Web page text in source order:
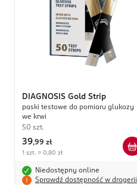
DIAGNOSIS Gold Strip
paski testowe do pomiaru glukozy
we krwi
50 szt.
39,99 zł
1 szt. = 0,80 zł
Niedostępny online
Sprawdź dostępność w drogerii